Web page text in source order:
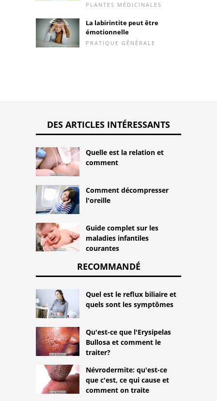
PLANTES MÉDICINALES
La labirintite peut être
émotionnelle
PRATIQUE GÉNÉRALE
DES ARTICLES INTÉRESSANTS
Quelle est la relation et
comment
Comment décompresser
l'oreille
Guide complet sur les
maladies infantiles
courantes
RECOMMANDÉ
Quel est le reflux biliaire et
quels sont les symptômes
Qu'est-ce que l'Erysipelas
Bullosa et comment le
traiter?
Névrodermite: qu'est-ce
que c'est, ce qui cause et
comment on traite